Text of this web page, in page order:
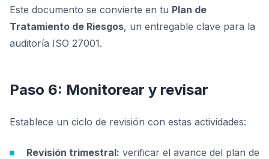
Este documento se convierte en tu Plan de
Tratamiento de Riesgos, un entregable clave para la
auditoría ISO 27001.
Paso 6: Monitorear y revisar
Establece un ciclo de revisión con estas actividades:
Revisión trimestral: verificar el avance del plan de